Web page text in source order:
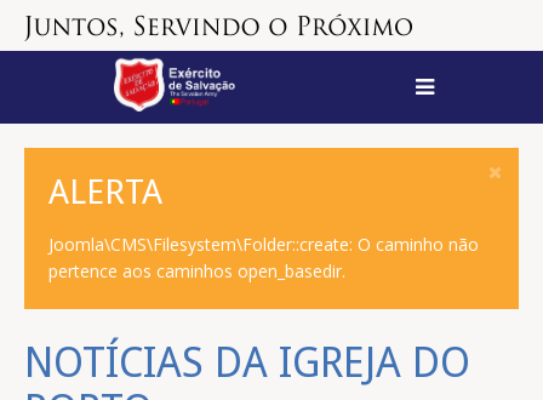
ALERTA
Joomla\CMS\Filesystem\Folder::create: O caminho não
pertence aos caminhos open_basedir.
NOTÍCIAS DA IGREJA DO